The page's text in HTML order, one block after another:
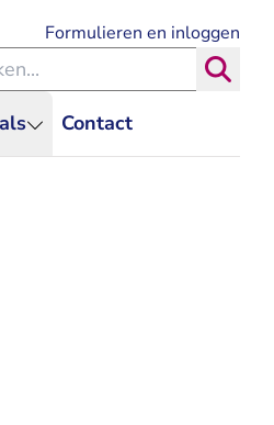
Contact
Formulieren en inloggen
de Rechtspraak